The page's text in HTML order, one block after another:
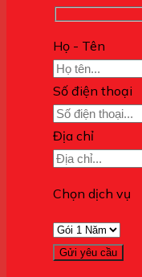
Họ - Tên
Số điện thoại
Địa chỉ
Chọn dịch vụ